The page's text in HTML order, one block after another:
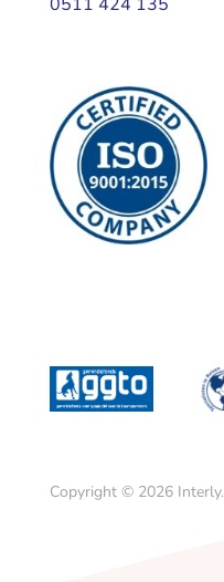
Copyright © 2026 Interly.